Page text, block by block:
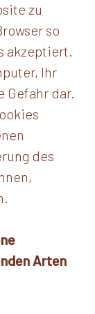
zu
so
akzeptiert.
Ihr
Gefahr dar.
des
Arten